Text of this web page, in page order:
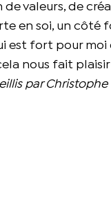
valeurs, de
en soi, un côté
est fort pour
nous fait
par Christophe